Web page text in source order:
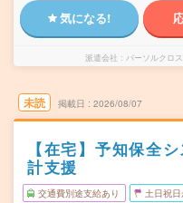
気になる!
派遣会社 パーソルクロ
未読 掲載日 2026/08/07
【在宅】予知保全
計支援
交通費別途支給あり 土日祝